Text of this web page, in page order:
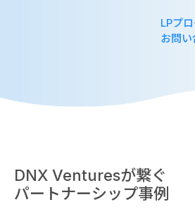
LPプ
お問
DNX Venturesが繋ぐ
パートナーシップ事例